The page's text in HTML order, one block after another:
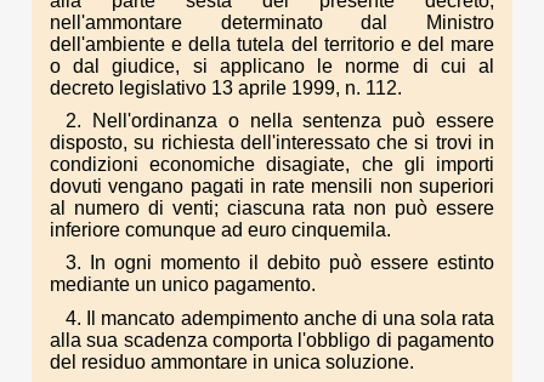
nell'ammontare determinato dal Ministro
dell'ambiente e della tutela del territorio e del mare
o dal giudice, si applicano le norme di cui al
decreto legislativo 13 aprile 1999, n. 112.
2. Nell'ordinanza o nella sentenza può essere
disposto, su richiesta dell'interessato che si trovi in
condizioni economiche disagiate, che gli importi
dovuti vengano pagati in rate mensili non superiori
al numero di venti; ciascuna rata non può essere
inferiore comunque ad euro cinquemila.
3. In ogni momento il debito può essere estinto
mediante un unico pagamento.
4. Il mancato adempimento anche di una sola rata
alla sua scadenza comporta l'obbligo di pagamento
del residuo ammontare in unica soluzione.